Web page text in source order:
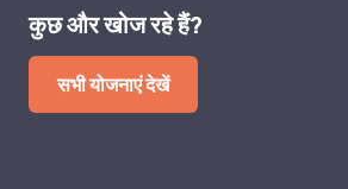
कुछ और खोज रहे हैं?
सभी योजनाएं देखें